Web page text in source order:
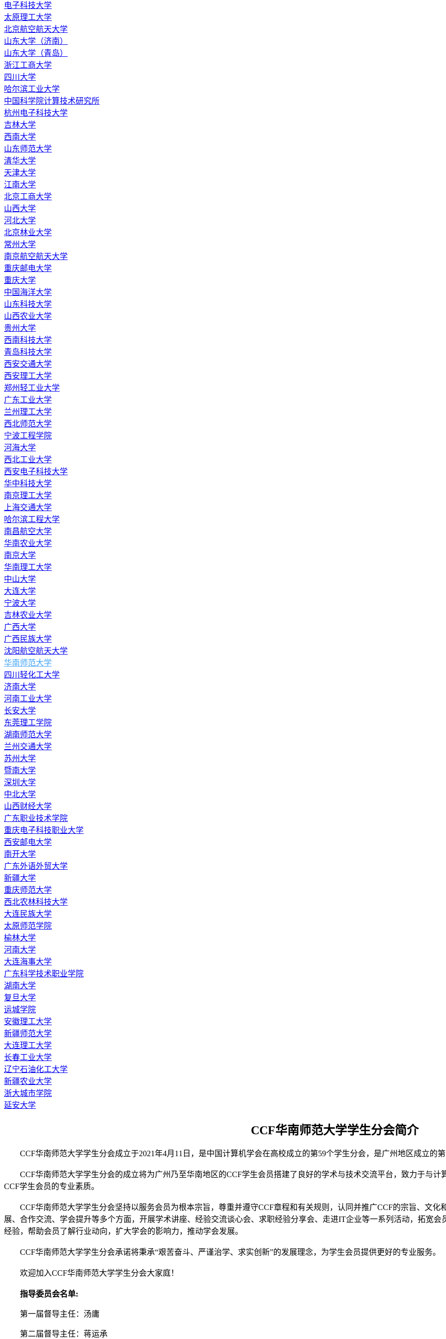
电子科技大学
太原理工大学
北京航空航天大学
山东大学（济南）
山东大学（青岛）
浙江工商大学
四川大学
哈尔滨工业大学
中国科学院计算技术研究所
杭州电子科技大学
吉林大学
西南大学
山东师范大学
清华大学
天津大学
江南大学
北京工商大学
山西大学
河北大学
北京林业大学
常州大学
南京航空航天大学
重庆邮电大学
重庆大学
中国海洋大学
山东科技大学
山西农业大学
贵州大学
西南科技大学
青岛科技大学
西安交通大学
西安理工大学
郑州轻工业大学
广东工业大学
兰州理工大学
西北师范大学
宁波工程学院
河海大学
西北工业大学
西安电子科技大学
华中科技大学
南京理工大学
上海交通大学
哈尔滨工程大学
南昌航空大学
华南农业大学
南京大学
华南理工大学
中山大学
大连大学
宁波大学
吉林农业大学
广西大学
广西民族大学
沈阳航空航天大学
华南师范大学
四川轻化工大学
济南大学
河南工业大学
长安大学
东莞理工学院
湖南师范大学
兰州交通大学
苏州大学
暨南大学
深圳大学
中北大学
山西财经大学
广东职业技术学院
重庆电子科技职业大学
西安邮电大学
南开大学
广东外语外贸大学
新疆大学
重庆师范大学
西北农林科技大学
大连民族大学
太原师范学院
榆林大学
河南大学
大连海事大学
广东科学技术职业学院
湖南大学
复旦大学
运城学院
安徽理工大学
新疆师范大学
大连理工大学
长春工业大学
辽宁石油化工大学
新疆农业大学
浙大城市学院
延安大学
CCF华南师范大学学生分会简介
CCF华南师范大学学生分会成立于2021年4月11日，是中国计算机学会在高校成立的第59个学生分会，是广州地区成立的第
CCF华南师范大学学生分会的成立将为广州乃至华南地区的CCF学生会员搭建了良好的学术与技术交流平台，致力于与
CCF学生会员的专业素质。
CCF华南师范大学学生分会坚持以服务会员为根本宗旨，尊重并遵守CCF章程和有关规则，认同并推广CCF的宗旨、文
展、合作交流、学会提升等多个方面，开展学术讲座、经验交流谈心会、求职经验分享会、走进IT企业等一系列活动，拓宽
经验，帮助会员了解行业动向，扩大学会的影响力，推动学会发展。
CCF华南师范大学学生分会承诺将秉承“艰苦奋斗、严谨治学、求实创新”的发展理念，为学生会员提供更好的专业服务。
欢迎加入CCF华南师范大学学生分会大家庭！
指导委员会名单:
第一届督导主任：汤庸
第二届督导主任：蒋运承